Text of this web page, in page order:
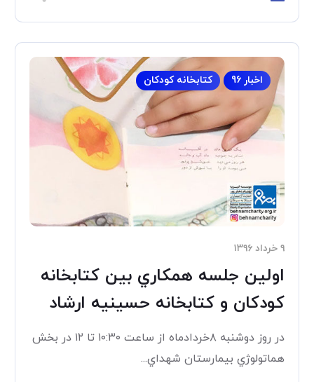
اخبار 96 کتابخانه کودکان
۹ خرداد ۱۳۹۶
اولين جلسه همكاري بين كتابخانه
كودكان و كتابخانه حسينيه ارشاد
در روز دوشنبه ۸خردادماه از ساعت ۱۰:۳۰ تا ۱۲ در بخش
هماتولوژي بيمارستان شهداي...